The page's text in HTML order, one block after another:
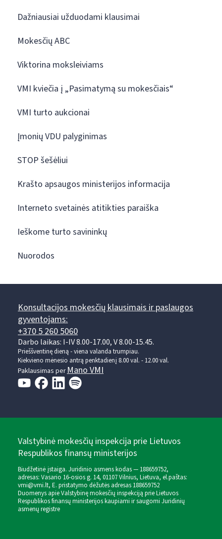
Dažniausiai užduodami klausimai
Mokesčių ABC
Viktorina moksleiviams
VMI kviečia į „Pasimatymą su mokesčiais“
VMI turto aukcionai
Įmonių VDU palyginimas
STOP šešėliui
Krašto apsaugos ministerijos informacija
Interneto svetainės atitikties paraiška
Ieškome turto savininkų
Nuorodos
Konsultacijos mokesčių klausimais ir paslaugos
gyventojams:
+370 5 260 5060
Darbo laikas: I-IV 8.00-17.00, V 8.00-15.45.
Prieššventinę dieną - viena valanda trumpiau.
Kiekvieno mėnesio antrą penktadienį 8.00 val. - 12.00 val.
Paklausimas per Mano VMI
Valstybinė mokesčių inspekcija prie Lietuvos
Respublikos finansų ministerijos
Biudžetinė įstaiga. Juridinio asmens kodas — 188659752,
adresas: Vasario 16-osios g. 14, 01107 Vilnius, Lietuva, el.paštas:
vmi@vmi.lt, E. pristatymo dėžutės adresas 188659752
Duomenys apie Valstybinę mokesčių inspekciją prie Lietuvos
Respublikos finansų ministerijos kaupiami ir saugomi Juridinių
asmenų registre